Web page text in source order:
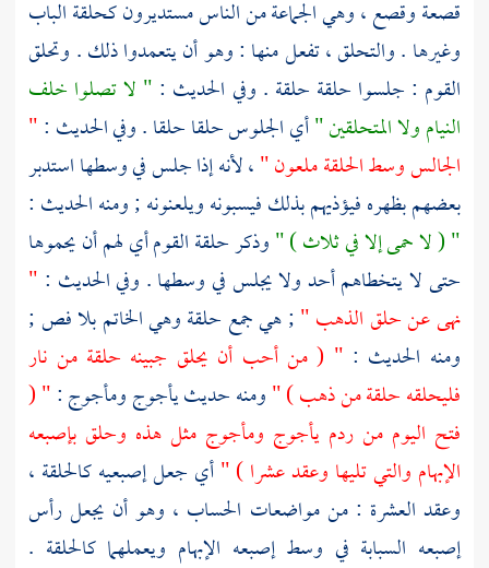
قصعة وقصع ، وهي الجماعة من الناس مستديرون كحلقة الباب
وغيرها . والتحلق ، تفعل منها : وهو أن يتعمدوا ذلك . وتحلق
القوم : جلسوا حلقة حلقة . وفي الحديث : " لا تصلوا خلف
النيام ولا المتحلقين "أي الجلوس حلقا حلقا . وفي الحديث :"
الجالس وسط الحلقة ملعون "، لأنه إذا جلس في وسطها استدبر
بعضهم بظهره فيؤذيهم بذلك فيسبونه ويلعنونه ; ومنه الحديث :
" ( لا حمى إلا في ثلاث ) "وذكر حلقة القوم أي لهم أن يحموها
حتى لا يتخطاهم أحد ولا يجلس في وسطها . وفي الحديث : "
نهى عن حلق الذهب "; هي جمع حلقة وهي الخاتم بلا فص ;
ومنه الحديث : " ( من أحب أن يحلق جبينه حلقة من نار
فليحلقه حلقة من ذهب ) "ومنه حديثيأجوجومأجوج:
" (
فتح اليوم من ردميأجوج ومأجوج مثل هذه وحلق بإصبعه
الإبهام والتي تليها وعقد عشرا ) "أي جعل إصبعيه كالحلقة ،
وعقد العشرة : من مواضعات الحساب ، وهو أن يجعل رأس
إصبعه السبابة في وسط إصبعه الإبهام ويعملهما كالحلقة .